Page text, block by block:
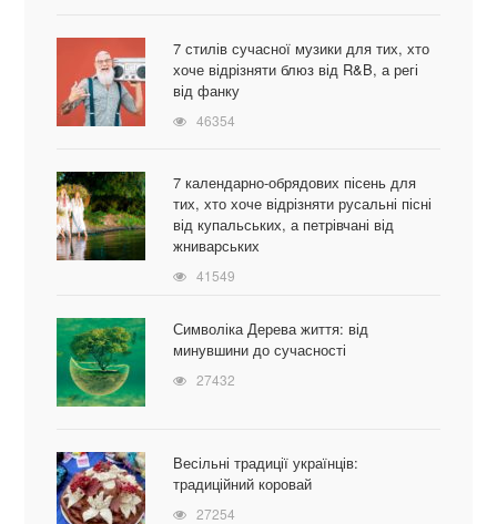
7 стилів сучасної музики для тих, хто
хоче відрізняти блюз від R&B, а регі
від фанку
46354
7 календарно-обрядових пісень для
тих, хто хоче відрізняти русальні пісні
від купальських, а петрівчані від
жниварських
41549
Символіка Дерева життя: від
минувшини до сучасності
27432
Весільні традиції українців:
традиційний коровай
27254